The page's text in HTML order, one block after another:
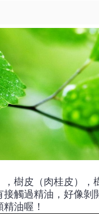
樹皮（肉桂皮）
觸過精油，好像剝
油喔！